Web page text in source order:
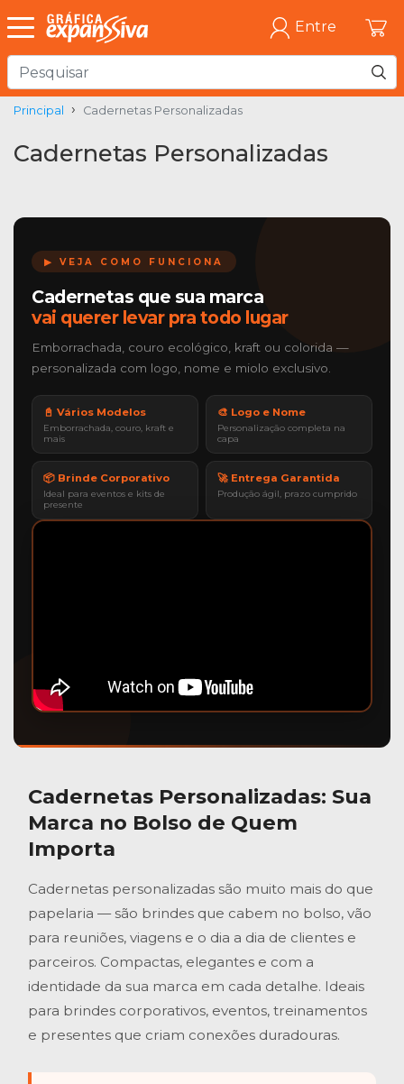
Entre
Principal Cadernetas Personalizadas
Cadernetas Personalizadas
▶ VEJA COMO FUNCIONA
Cadernetas que sua marca
vai querer levar pra todo lugar
Emborrachada, couro ecológico, kraft ou colorida —
personalizada com logo, nome e miolo exclusivo.
📓 Vários Modelos
Emborrachada, couro, kraft e
mais
🎨 Logo e Nome
Personalização completa na
capa
📦 Brinde Corporativo
Ideal para eventos e kits de
presente
🚀 Entrega Garantida
Produção ágil, prazo cumprido
Cadernetas Personalizadas: Sua
Marca no Bolso de Quem
Importa
Cadernetas personalizadas são muito mais do que
papelaria — são brindes que cabem no bolso, vão
para reuniões, viagens e o dia a dia de clientes e
parceiros. Compactas, elegantes e com a
identidade da sua marca em cada detalhe. Ideais
para brindes corporativos, eventos, treinamentos
e presentes que criam conexões duradouras.